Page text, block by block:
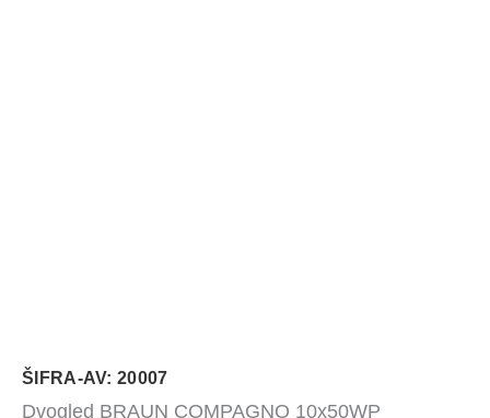
ŠIFRA-AV: 20007
Dvogled BRAUN COMPAGNO 10x50WP